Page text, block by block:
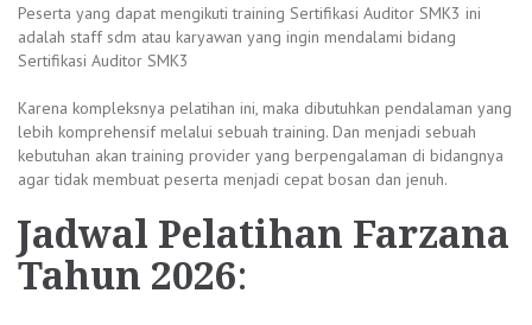
Peserta yang dapat mengikuti training Sertifikasi Auditor SMK3 ini
adalah staff sdm atau karyawan yang ingin mendalami bidang
Sertifikasi Auditor SMK3
Karena kompleksnya pelatihan ini, maka dibutuhkan pendalaman yang
lebih komprehensif melalui sebuah training. Dan menjadi sebuah
kebutuhan akan training provider yang berpengalaman di bidangnya
agar tidak membuat peserta menjadi cepat bosan dan jenuh.
Jadwal Pelatihan Farzana
Tahun 2026: